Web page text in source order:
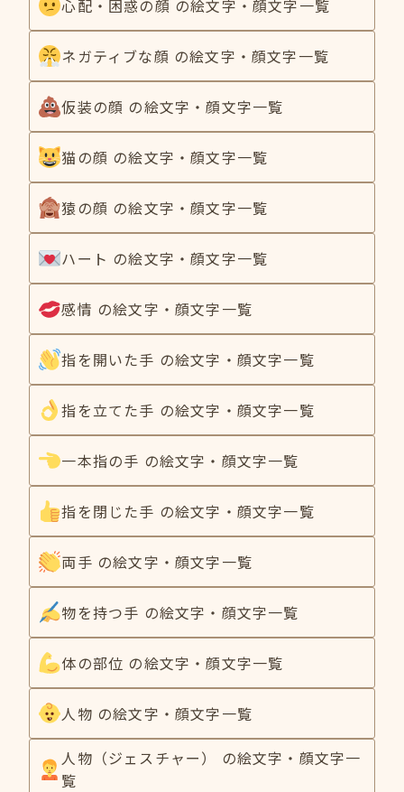
心配・困惑の顔 の絵文字・顔文字一覧
ネガティブな顔 の絵文字・顔文字一覧
仮装の顔 の絵文字・顔文字一覧
猫の顔 の絵文字・顔文字一覧
猿の顔 の絵文字・顔文字一覧
ハート の絵文字・顔文字一覧
感情 の絵文字・顔文字一覧
指を開いた手 の絵文字・顔文字一覧
指を立てた手 の絵文字・顔文字一覧
一本指の手 の絵文字・顔文字一覧
指を閉じた手 の絵文字・顔文字一覧
両手 の絵文字・顔文字一覧
物を持つ手 の絵文字・顔文字一覧
体の部位 の絵文字・顔文字一覧
人物 の絵文字・顔文字一覧
人物（ジェスチャー） の絵文字・顔文字一
覧